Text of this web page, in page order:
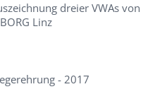
dreier VWAs von
Linz
- 2017